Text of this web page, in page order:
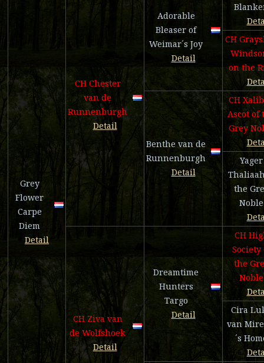
Grey
Flower
Carpe
Diem
Detail
CH Chester
van de
Runnenburgh
Detail
Adorable
Bleaser of
Weimar´s Joy
Detail
CH
on the
Benthe van de
Runnenburgh
Detail
CH
Ascot of
Grey
Yager
the
Noble
CH Ziva van
de Wolfshoek
Detail
Dreamtime
Hunters
Targo
Detail
CH
Society
the
Noble
Cira
van
´s